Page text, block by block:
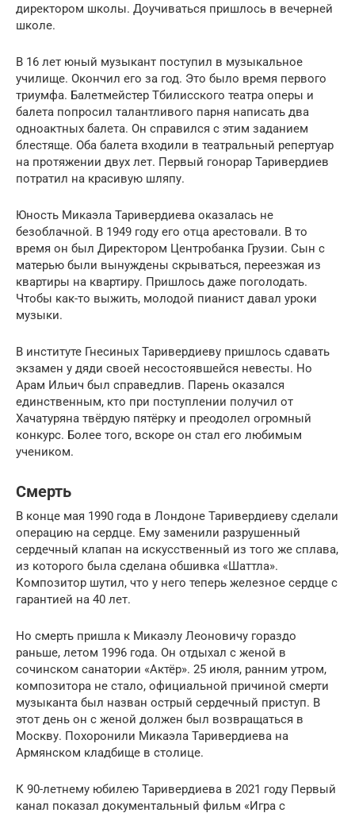
директором школы. Доучиваться пришлось в вечерней
школе.
В 16 лет юный музыкант поступил в музыкальное
училище. Окончил его за год. Это было время первого
триумфа. Балетмейстер Тбилисского театра оперы и
балета попросил талантливого парня написать два
одноактных балета. Он справился с этим заданием
блестяще. Оба балета входили в театральный репертуар
на протяжении двух лет. Первый гонорар Таривердиев
потратил на красивую шляпу.
Юность Микаэла Таривердиева оказалась не
безоблачной. В 1949 году его отца арестовали. В то
время он был Директором Центробанка Грузии. Сын с
матерью были вынуждены скрываться, переезжая из
квартиры на квартиру. Пришлось даже поголодать.
Чтобы как-то выжить, молодой пианист давал уроки
музыки.
В институте Гнесиных Таривердиеву пришлось сдавать
экзамен у дяди своей несостоявшейся невесты. Но
Арам Ильич был справедлив. Парень оказался
единственным, кто при поступлении получил от
Хачатуряна твёрдую пятёрку и преодолел огромный
конкурс. Более того, вскоре он стал его любимым
учеником.
Смерть
В конце мая 1990 года в Лондоне Таривердиеву сделали
операцию на сердце. Ему заменили разрушенный
сердечный клапан на искусственный из того же сплава,
из которого была сделана обшивка «Шаттла».
Композитор шутил, что у него теперь железное сердце с
гарантией на 40 лет.
Но смерть пришла к Микаэлу Леоновичу гораздо
раньше, летом 1996 года. Он отдыхал с женой в
сочинском санатории «Актёр». 25 июля, ранним утром,
композитора не стало, официальной причиной смерти
музыканта был назван острый сердечный приступ. В
этот день он с женой должен был возвращаться в
Москву. Похоронили Микаэла Таривердиева на
Армянском кладбище в столице.
К 90-летнему юбилею Таривердиева в 2021 году Первый
канал показал документальный фильм «Игра с